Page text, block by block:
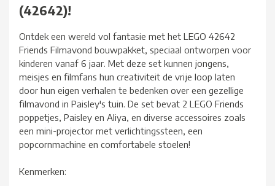
(42642)!
Ontdek een wereld vol fantasie met het LEGO 42642
Friends Filmavond bouwpakket, speciaal ontworpen voor
kinderen vanaf 6 jaar. Met deze set kunnen jongens,
meisjes en filmfans hun creativiteit de vrije loop laten
door hun eigen verhalen te bedenken over een gezellige
filmavond in Paisley's tuin. De set bevat 2 LEGO Friends
poppetjes, Paisley en Aliya, en diverse accessoires zoals
een mini-projector met verlichtingssteen, een
popcornmachine en comfortabele stoelen!
Kenmerken: